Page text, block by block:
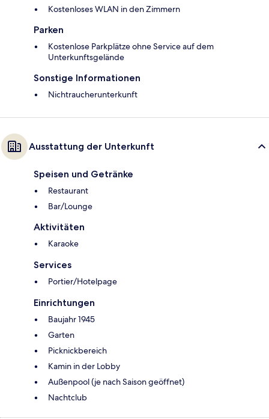
Kostenloses WLAN in den Zimmern
Parken
Kostenlose Parkplätze ohne Service auf dem
Unterkunftsgelände
Sonstige Informationen
Nichtraucherunterkunft
Ausstattung der Unterkunft
Speisen und Getränke
Restaurant
Bar/Lounge
Aktivitäten
Karaoke
Services
Portier/Hotelpage
Einrichtungen
Baujahr 1945
Garten
Picknickbereich
Kamin in der Lobby
Außenpool (je nach Saison geöffnet)
Nachtclub